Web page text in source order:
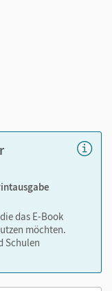
Lehren und
das E-Book
möchten.
Schulen